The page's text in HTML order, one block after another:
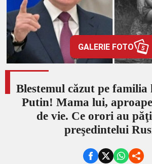
GALERIE FOTO 5
Blestemul căzut pe
Putin! Mama lui,
de vie. Ce orori au
preşedintelui